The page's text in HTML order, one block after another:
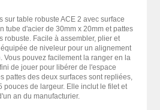
sur table robuste ACE 2 avec surface
tube d'acier de 30mm x 20mm et pattes
robuste. Facile à assembler, plier et
de niveleur pour un alignement
Vous pouvez facilement la ranger en la
de jouer pour libérer de l'espace
pattes des deux surfaces sont repliées,
pouces de largeur. Elle inclut le filet et
an du manufacturier.